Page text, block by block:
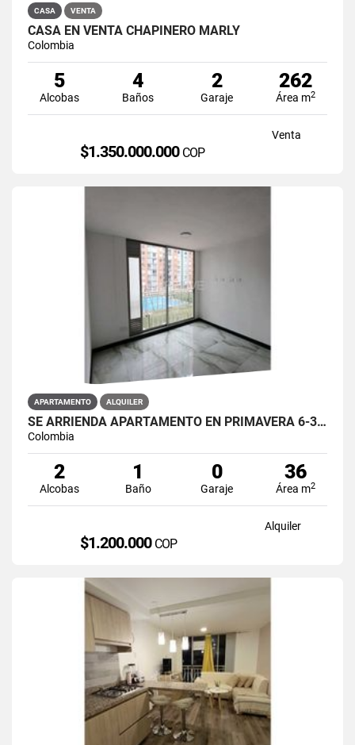
CASA VENTA
CASA EN VENTA CHAPINERO MARLY
Colombia
5
Alcobas
4
Baños
2
Garaje
262
Área m2
Venta
$1.350.000.000 COP
APARTAMENTO ALQUILER
SE ARRIENDA APARTAMENTO EN PRIMAVERA 6-39 ET 2 PISO 3 PARS ESTRENAR
Colombia
2
Alcobas
1
Baño
0
Garaje
36
Área m2
Alquiler
$1.200.000 COP